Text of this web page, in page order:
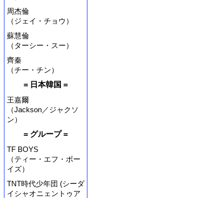
周杰倫
（ジェイ・チョウ）
蘇慧倫
（ターシー・スー）
齊秦
（チー・チン）
= 日本韓国 =
王嘉爾
（Jackson／ジャクソ
ン）
= グループ =
TF BOYS
（ティー・エフ・ボー
イズ）
TNT時代少年団 (シーダ
イシャオニェントゥア